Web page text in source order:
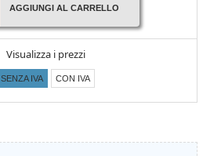
AGGIUNGI AL CARRELLO
Visualizza i prezzi
SENZA IVA CON IVA